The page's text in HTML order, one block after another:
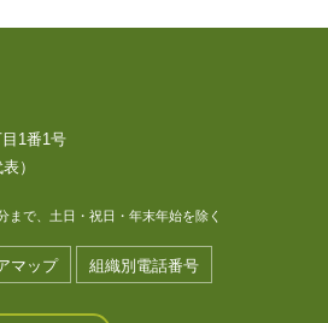
1番1号
）
まで、土日・祝日・年末年始を除く
マップ 組織別電話番号